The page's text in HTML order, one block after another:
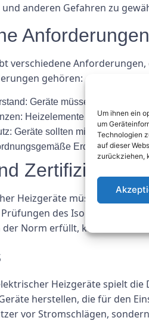
Um ihnen ein
um
Technologien
auf dieser
zurückziehen,
anderen Gefahren zu
verschiedene
gehören:
Geräte müssen über eine
Heizelemente sollten
Geräte sollten mit
Erdung der
Zertifizierung
Heizgeräte müssen
des
Norm erfüllt, kann es als
Heizgeräte spielt
herstellen, die für den
vor Stromschlägen,